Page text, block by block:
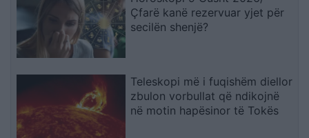
Çfarë kanë rezervuar yjet për
secilën shenjë?
Teleskopi më i fuqishëm diellor
zbulon vorbullat që ndikojnë
në motin hapësinor të Tokës